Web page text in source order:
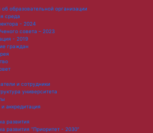
образовательной организации
среда
- 2024
совета – 2023
- 2019
граждан
и сотрудники
университета
аккредитация
развития
развития "Приоритет - 2030"